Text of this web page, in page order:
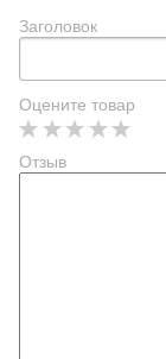
Заголовок
Оцените товар
Отзыв